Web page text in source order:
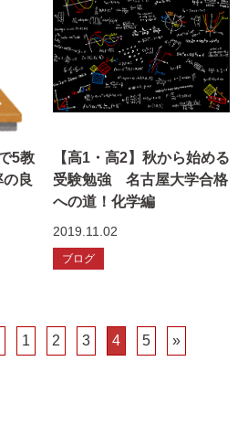
5教
良
【高1・高2】秋から始める
受験勉強 名古屋大学合格
への道！化学編
2019.11.02
ブログ
1 2 3 4 5 »